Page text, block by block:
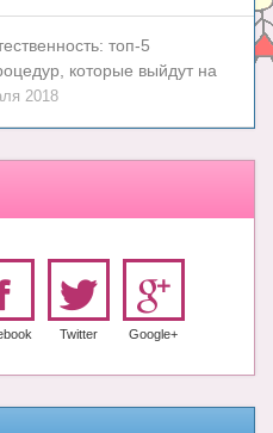
топ-5
которые выйдут на
2018
Twitter Google+